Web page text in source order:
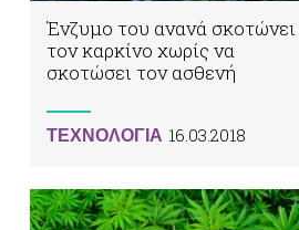
Ένζυμο του ανανά σκοτώνει
τον καρκίνο χωρίς να
σκοτώσει τον ασθενή
ΤΕΧΝΟΛΟΓΙΑ 16.03.2018